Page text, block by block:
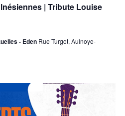
| Tribute Louise
- Eden Rue Turgot, Aulnoye-